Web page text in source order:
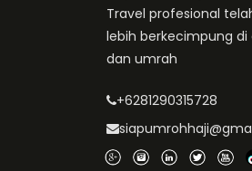
Travel profesional
lebih berkecimpung di
dan umrah
+6281290315728